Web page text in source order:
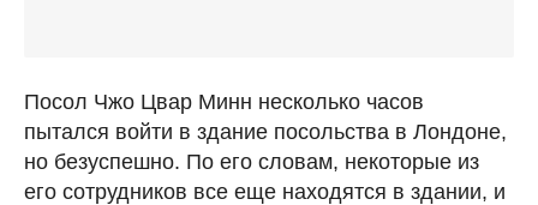
Посол Чжо Цвар Минн несколько часов
пытался войти в здание посольства в Лондоне,
но безуспешно. По его словам, некоторые из
его сотрудников все еще находятся в здании, и